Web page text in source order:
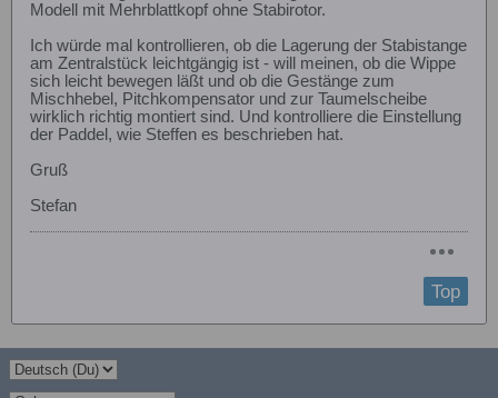
Modell mit Mehrblattkopf ohne Stabirotor.
Ich würde mal kontrollieren, ob die Lagerung der Stabistange
am Zentralstück leichtgängig ist - will meinen, ob die Wippe
sich leicht bewegen läßt und ob die Gestänge zum
Mischhebel, Pitchkompensator und zur Taumelscheibe
wirklich richtig montiert sind. Und kontrolliere die Einstellung
der Paddel, wie Steffen es beschrieben hat.
Gruß
Stefan
Top